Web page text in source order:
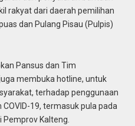
rakyat dari daerah pemilihan
dan Pulang Pisau (Pulpis)
Pansus dan Tim
membuka hotline, untuk
terhadap penggunaan
19, termasuk pula pada
Kalteng.